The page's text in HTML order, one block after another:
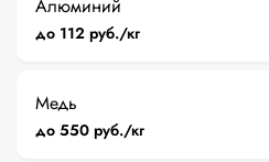
Алюминий
до 112 руб./кг
Медь
до 550 руб./кг